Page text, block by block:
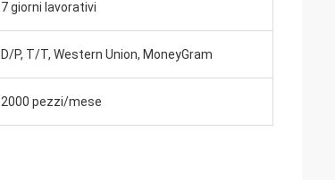
7 giorni lavorativi
D/P, T/T, Western Union, MoneyGram
2000 pezzi/mese